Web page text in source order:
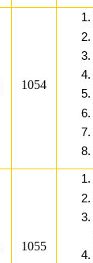
1054
1055